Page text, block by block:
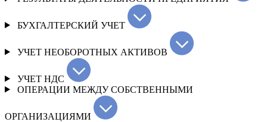
БУХГАЛТЕРСКИЙ УЧЕТ
УЧЕТ НЕОБОРОТНЫХ АКТИВОВ
УЧЕТ НДС
ОПЕРАЦИИ МЕЖДУ СОБСТВЕННЫМИ
ОРГАНИЗАЦИЯМИ